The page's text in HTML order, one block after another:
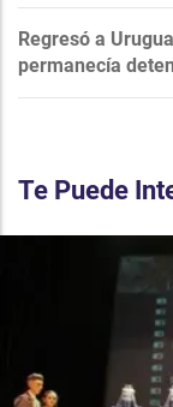
Regresó a
permanecía
Te Puede